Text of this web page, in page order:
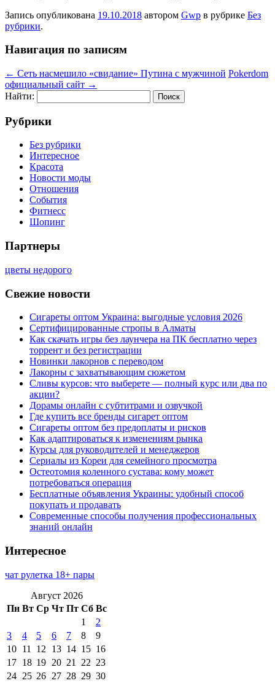
Запись опубликована 19.10.2018 автором Gwp в рубрике Без
рубрики.
Навигация по записям
← Сеть насмешило «свидание» Путина с мужчиной Pokerdom
официальный сайт →
Найти:
Рубрики
Без рубрики
Интересное
Красота
Новости моды
Отношения
События
Фитнесс
Шопинг
Партнеры
цветы недорого
Свежие новости
Сигареты оптом Украина: выгодные условия 2026
Сертифицированные стропы в Алматы
Как скачать игры без лаунчера на ПК бесплатно через
торрент и без регистрации
Новинки лакорнов с переводом
Лакорны с захватывающим сюжетом
Сливы курсов: что выберете — полный курс или два по
акции?
Дорамы онлайн с субтитрами и озвучкой
Где купить все бренды сигарет оптом
Сигареты оптом без предоплаты и рисков
Как адаптироваться к изменениям рынка
Курсы для руководителей и менеджеров
Сериалы из Кореи для семейного просмотра
Остеотомия коленного сустава: кому может
потребоваться операция
Бесплатные объявления Украины: удобный способ
покупать и продавать
Современные способы получения профессиональных
знаний онлайн
Интересное
чат рулетка 18+ пары
Август 2026
Пн Вт Ср Чт Пт Сб Вс
1
2
3
4 5 6 7 8
9
10 11 12 13 14 15 16
17 18 19 20 21 22 23
24 25 26 27 28 29 30